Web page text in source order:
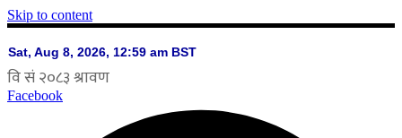
Skip to content
Facebook